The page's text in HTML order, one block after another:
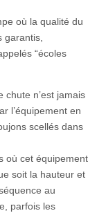
où la qualité du
garantis,
“écoles
chute n’est jamais
l’équipement en
scellés dans
où cet équipement
soit la hauteur et
au
parfois les